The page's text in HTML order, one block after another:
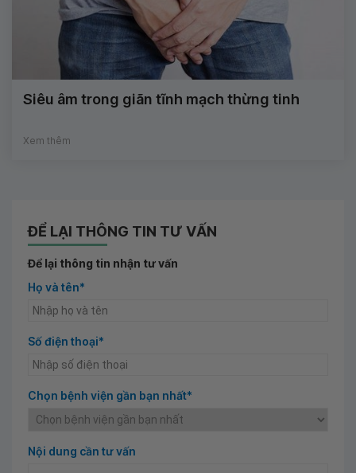
Siêu âm trong giãn tĩnh mạch thừng tinh
Xem thêm
ĐỂ LẠI THÔNG TIN TƯ VẤN
Để lại thông tin nhận tư vấn
Họ và tên*
Số điện thoại*
Chọn bệnh viện gần bạn nhất*
Nội dung cần tư vấn